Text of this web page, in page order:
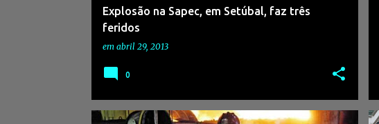
Explosão na Sapec, em Setúbal, faz três
feridos
em abril 29, 2013
0